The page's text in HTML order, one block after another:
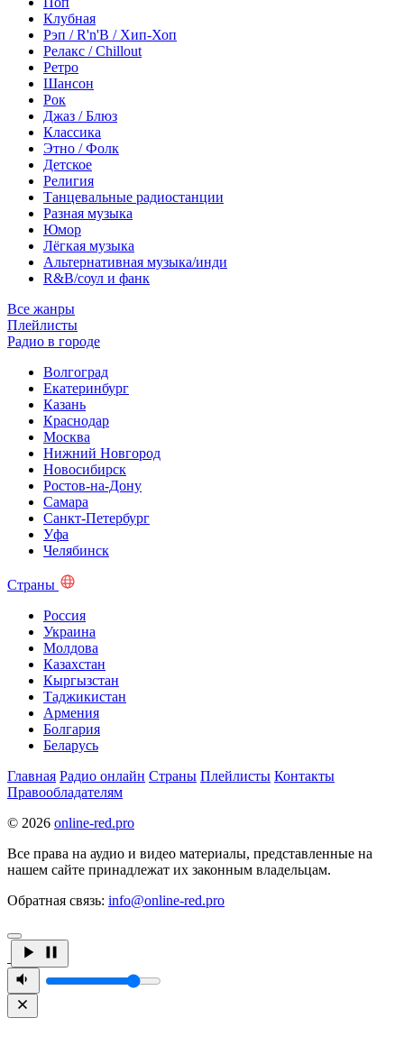
Клубная
Рэп / R'n'B / Хип-Хоп
Релакс / Chillout
Ретро
Шансон
Рок
Джаз / Блюз
Классика
Этно / Фолк
Детское
Религия
Танцевальные радиостанции
Разная музыка
Юмор
Лёгкая музыка
Альтернативная музыка/инди
R&B/cоул и фанк
Все жанры
Плейлисты
Радио в городе
Волгоград
Екатеринбург
Казань
Краснодар
Москва
Нижний Новгород
Новосибирск
Ростов-на-Дону
Самара
Санкт-Петербург
Уфа
Челябинск
Страны
Россия
Украина
Молдова
Казахстан
Кыргызстан
Таджикистан
Армения
Болгария
Беларусь
Главная Радио онлайн Страны Плейлисты Контакты
Правообладателям
© 2026 online-red.pro
Все права на аудио и видео материалы, представленные на
нашем сайте принадлежат их законным владельцам.
Обратная связь: info@online-red.pro